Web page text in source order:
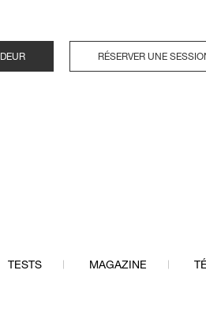
RÉSERVER UNE
TESTS MAGAZINE